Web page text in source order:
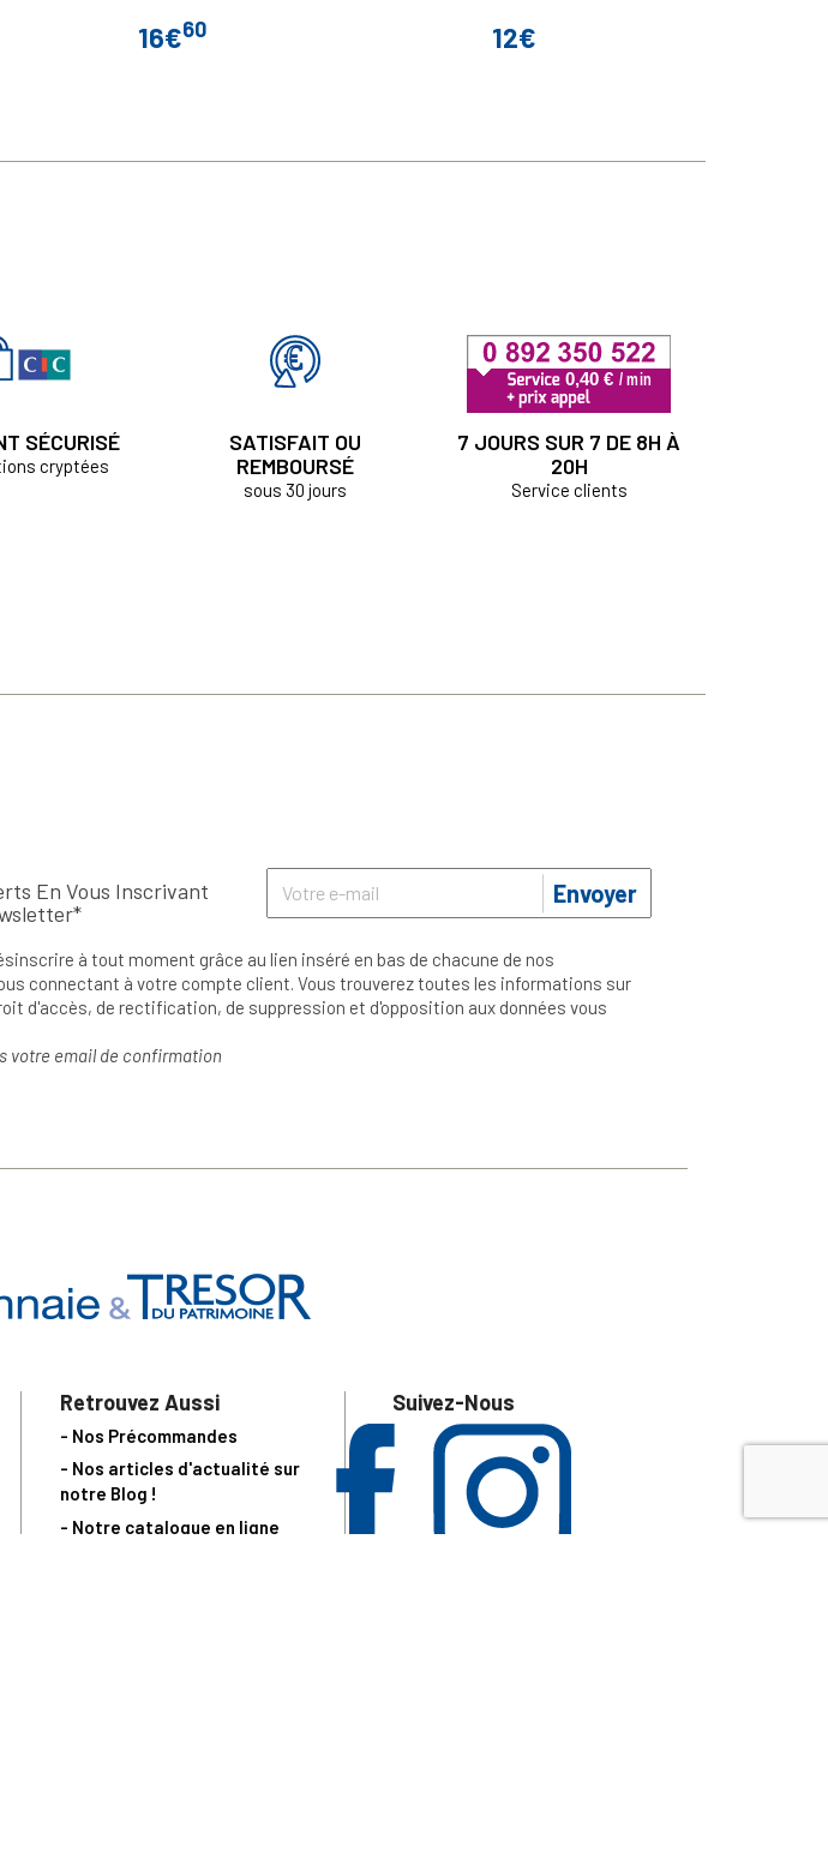
Prix
16€60 Prix
12€
SÉCURISÉ
cryptées
SATISFAIT OU
REMBOURSÉ
sous 30 jours
7 JOURS SUR 7 DE 8H À
20H
Service clients
En Vous Inscrivant
Envoyer
à tout moment grâce au lien inséré en bas de chacune de nos
connectant à votre compte client. Vous trouverez toutes les informations sur
d'accès, de rectification, de suppression et d'opposition aux données vous
votre email de confirmation
Retrouvez Aussi
- Nos Précommandes
- Nos articles d'actualité sur
notre Blog !
- Notre catalogue en ligne
Suivez-Nous